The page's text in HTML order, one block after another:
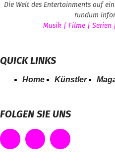
Die Welt des Entertainments auf
rundum
Musik | Filme | Serien
QUICK LINKS
Home Künstler
FOLGEN SIE UNS